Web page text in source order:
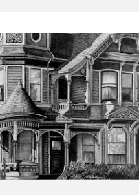
una pintora prolífica…